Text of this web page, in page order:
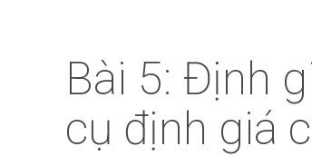
Bài 5: Định
cụ định giá